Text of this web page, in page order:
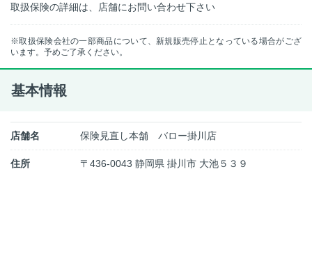
取扱保険の詳細は、店舗にお問い合わせ下さい
※取扱保険会社の一部商品について、新規販売停止となっている場合がござ
います。予めご了承ください。
基本情報
店舗名 保険見直し本舗 バロー掛川店
住所 〒436-0043 静岡県 掛川市 大池５３９